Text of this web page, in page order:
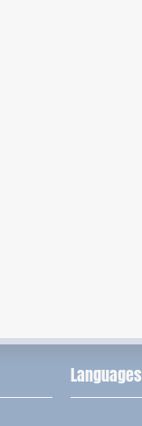
Languages